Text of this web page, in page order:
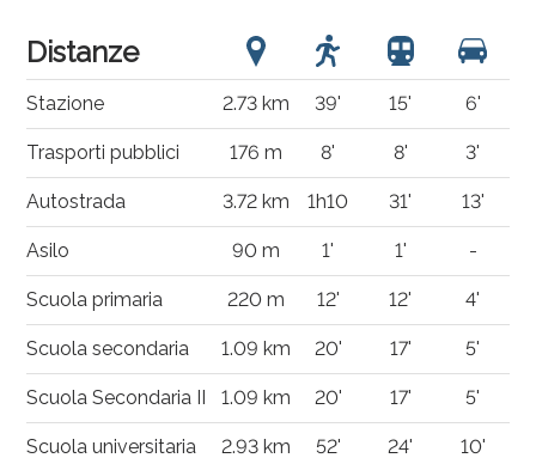
Distanze
Stazione 2.73 km 39' 15' 6'
Trasporti pubblici 176 m 8' 8' 3'
Autostrada 3.72 km 1h10 31' 13'
Asilo 90 m 1' 1' -
Scuola primaria 220 m 12' 12' 4'
Scuola secondaria 1.09 km 20' 17' 5'
Scuola Secondaria II 1.09 km 20' 17' 5'
Scuola universitaria 2.93 km 52' 24' 10'